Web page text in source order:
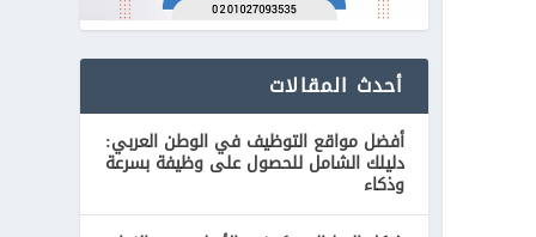
أحدث المقالات
أفضل مواقع التوظيف في الوطن العربي:
دليلك الشامل للحصول على وظيفة بسرعة
وذكاء